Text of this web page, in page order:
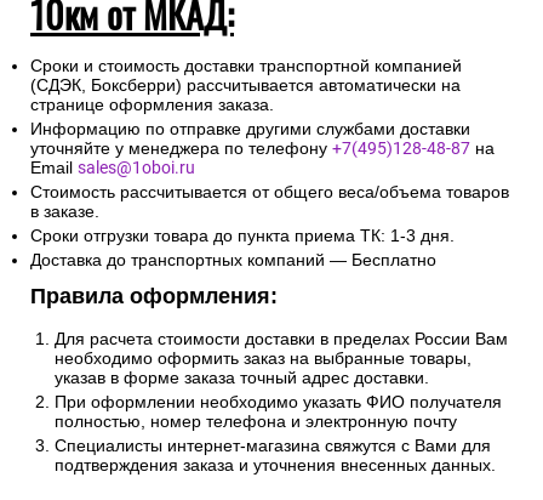
10км от МКАД:
Сроки и стоимость доставки транспортной компанией
(СДЭК, Боксберри) рассчитывается автоматически на
странице оформления заказа.
Информацию по отправке другими службами доставки
уточняйте у менеджера по телефону +7(495)128-48-87 на
Email sales@1oboi.ru
Стоимость рассчитывается от общего веса/объема товаров
в заказе.
Сроки отгрузки товара до пункта приема ТК: 1-3 дня.
Доставка до транспортных компаний — Бесплатно
Правила оформления:
Для расчета стоимости доставки в пределах России Вам
необходимо оформить заказ на выбранные товары,
указав в форме заказа точный адрес доставки.
При оформлении необходимо указать ФИО получателя
полностью, номер телефона и электронную почту
Специалисты интернет-магазина свяжутся с Вами для
подтверждения заказа и уточнения внесенных данных.